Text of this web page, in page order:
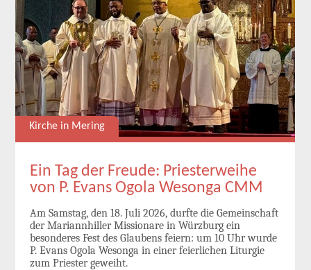
Kirche in Mering
Ein Tag der Freude: Priesterweihe
von P. Evans Ogola Wesonga CMM
Am Samstag, den 18. Juli 2026, durfte die Gemeinschaft
der Mariannhiller Missionare in Würzburg ein
besonderes Fest des Glaubens feiern: um 10 Uhr wurde
P. Evans Ogola Wesonga in einer feierlichen Liturgie
zum Priester geweiht.